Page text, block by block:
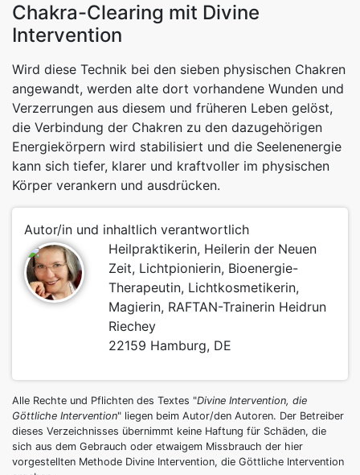
Chakra-Clearing mit Divine
Intervention
Wird diese Technik bei den sieben physischen Chakren
angewandt, werden alte dort vorhandene Wunden und
Verzerrungen aus diesem und früheren Leben gelöst,
die Verbindung der Chakren zu den dazugehörigen
Energiekörpern wird stabilisiert und die Seelenenergie
kann sich tiefer, klarer und kraftvoller im physischen
Körper verankern und ausdrücken.
Autor/in und inhaltlich verantwortlich
Heilpraktikerin, Heilerin der Neuen
Zeit, Lichtpionierin, Bioenergie-
Therapeutin, Lichtkosmetikerin,
Magierin, RAFTAN-Trainerin Heidrun
Riechey
22159 Hamburg, DE
Alle Rechte und Pflichten des Textes "Divine Intervention, die
Göttliche Intervention" liegen beim Autor/den Autoren. Der Betreiber
dieses Verzeichnisses übernimmt keine Haftung für Schäden, die
sich aus dem Gebrauch oder etwaigem Missbrauch der hier
vorgestellten Methode Divine Intervention, die Göttliche Intervention